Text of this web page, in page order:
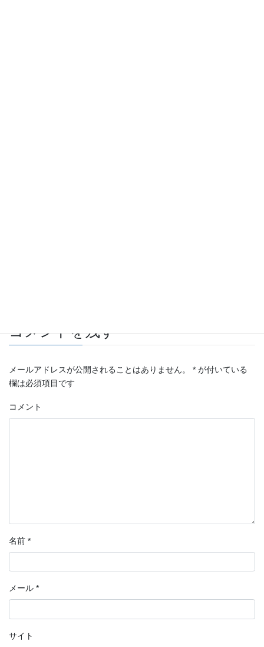
コメントを残す
メールアドレスが公開されることはありません。 * が付いている
欄は必須項目です
コメント
名前 *
メール *
サイト